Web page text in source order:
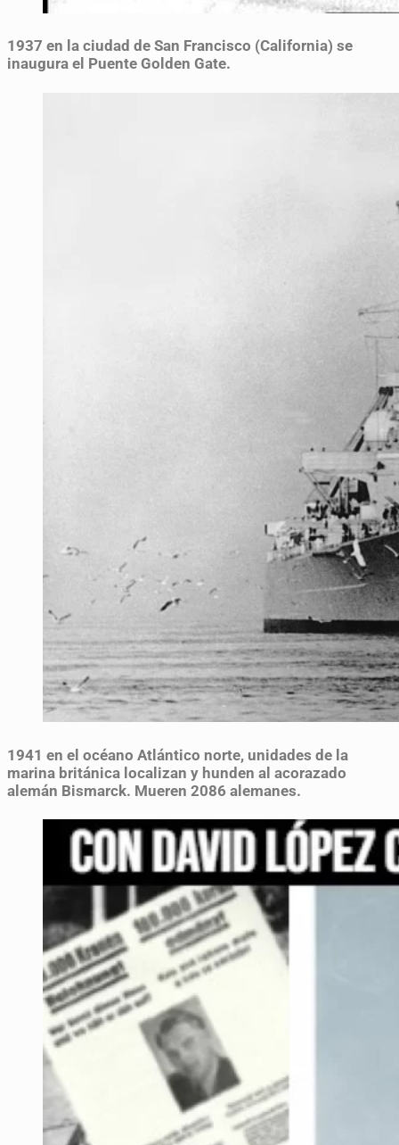
1937 en la ciudad de San Francisco (California) se
inaugura el Puente Golden Gate.
1941 en el océano Atlántico norte, unidades de la
marina británica localizan y hunden al acorazado
alemán Bismarck. Mueren 2086 alemanes.